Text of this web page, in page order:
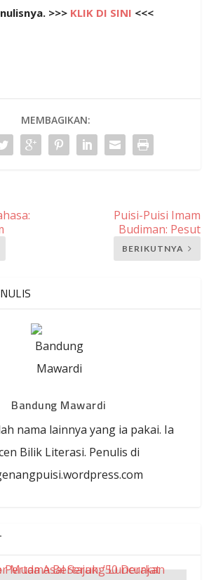
>>> KLIK DI SINI <<<
MEMBAGIKAN:
Puisi-Puisi Imam
Budiman: Pesut
BERIKUTNYA
Bandung Mawardi
nama lainnya yang ia pakai. Ia
Bilik Literasi. Penulis di